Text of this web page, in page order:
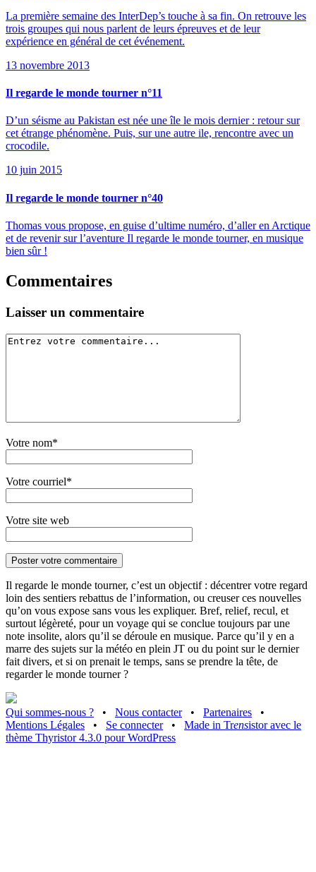
La première semaine des InterDep’s touche à sa fin. On retrouve les
trois groupes qui nous parlent de leurs épreuves et de leur
expérience en général de cet événement.
13 novembre 2013
Il regarde le monde tourner n°11
D’un séisme au Pakistan est née une île le mois dernier : retour sur
cet étrange phénomène. Puis, sur une autre ile, rencontre avec un
crocodile.
10 juin 2015
Il regarde le monde tourner n°40
Thomas vous propose, en guise d’ultime numéro, d’aller en Arctique
et de revenir sur l’aventure Il regarde le monde tourner, en musique
bien sûr !
Commentaires
Laisser un commentaire
Votre nom*
Votre courriel*
Votre site web
Il regarde le monde tourner, c’est un objectif : décentrer votre regard
loin des sentiers rebattus de l’information, ou creuser ces nouvelles
qu’on vous expose sans vous les expliquer. Bref, relief, recul, et
surtout légèreté, pour un voyage qui se conclue toujours par une
note insolite, alors qu’il se déroule en musique. Parce qu’il y en a
marre des sujets sur la météo en plein JT ou du point sur le dernier
fait divers, et si on prenait le temps, sans se prendre la tête, de
regarder le monde tourner ?
Qui sommes-nous ? • Nous contacter • Partenaires
•
Mentions Légales
• Se connecter • Made in Trensistor avec le
thème Thyristor 4.3.0 pour WordPress